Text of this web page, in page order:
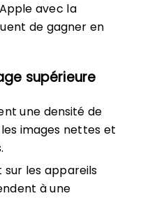
avec la
de gagner en
supérieure
une densité de
images nettes et
sur les appareils
à une